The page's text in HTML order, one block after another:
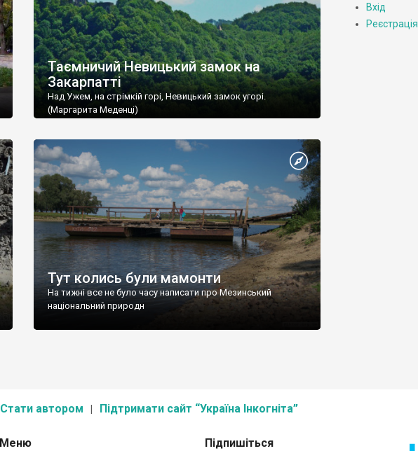
Таємничий Невицький замок на
Закарпатті
Над Ужем, на стрімкій горі, Невицький замок угорі.
(Маргарита Меденці)
Тут колись були мамонти
На тижні все не було часу написати про Мезинський
національний природн
Вхід
Реєстрація
Стати автором Підтримати сайт “Україна Інкогніта”
Меню Підпишіться